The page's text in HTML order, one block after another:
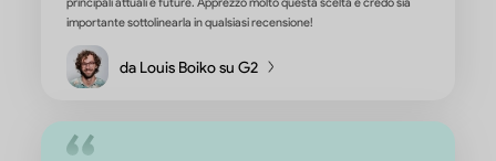
Lavori con i PDF!